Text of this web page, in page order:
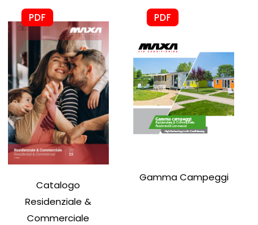
PDF
Catalogo
Residenziale &
Commerciale
PDF
Gamma Campeggi